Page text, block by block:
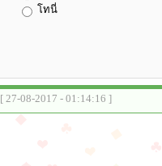
โทนี่
[ 27-08-2017 - 01:14:16 ]